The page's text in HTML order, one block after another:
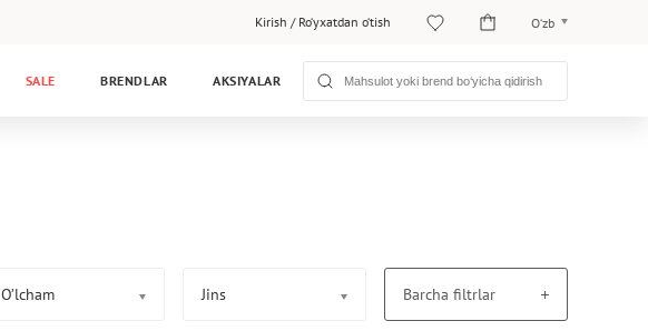
Kirish / Ro‘yxatdan o‘tish O‘zb
Рус
SALE BRENDLAR AKSIYALAR
O’lcham Jins Barcha filtrlar